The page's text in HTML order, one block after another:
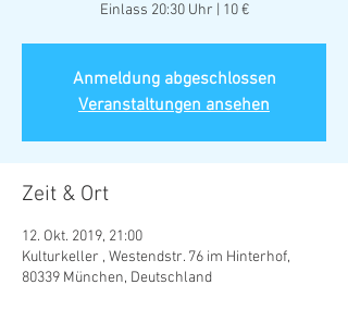
Einlass 20:30 Uhr | 10 €
Anmeldung abgeschlossen
Veranstaltungen ansehen
Zeit & Ort
12. Okt. 2019, 21:00
Kulturkeller , Westendstr. 76 im Hinterhof,
80339 München, Deutschland